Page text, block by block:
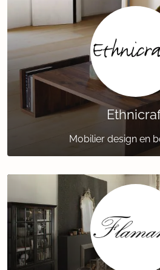
Mobilier design en